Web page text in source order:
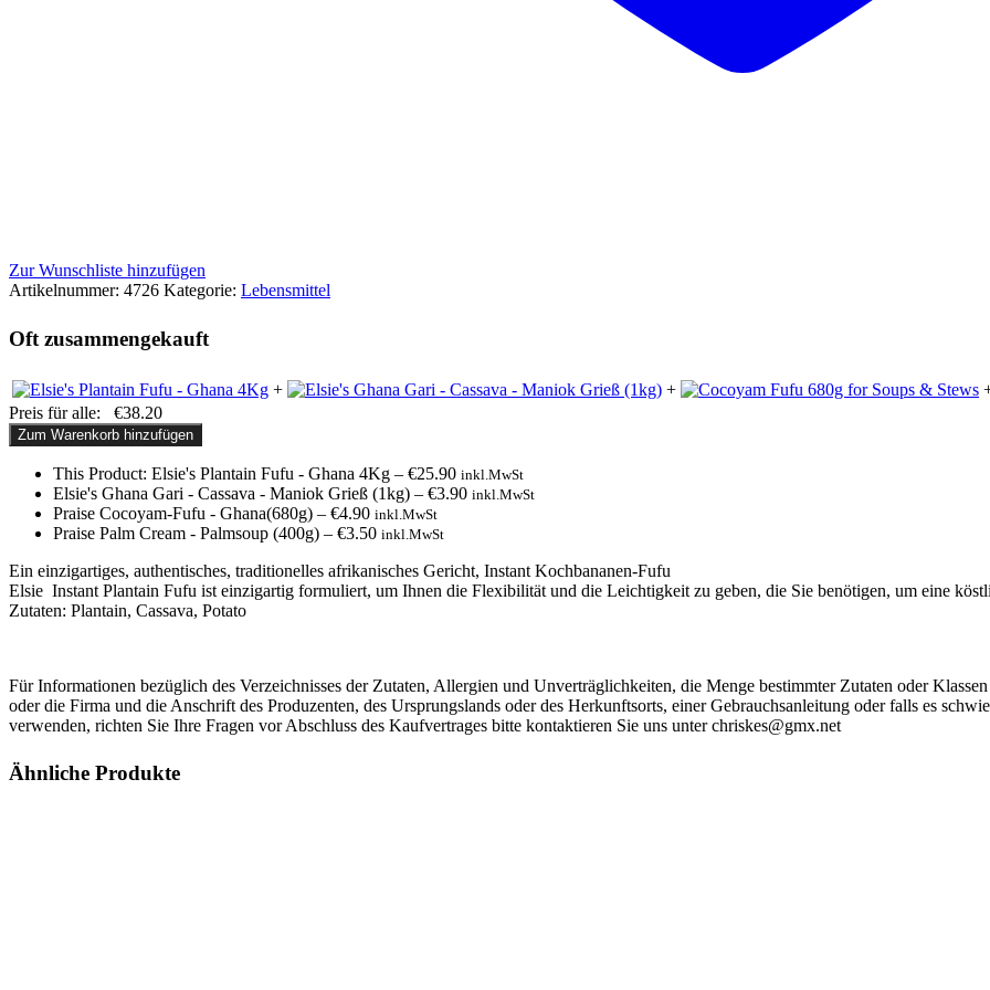
Zur Wunschliste hinzufügen
Artikelnummer: 4726 Kategorie: Lebensmittel
Oft zusammengekauft
+ +
Preis für alle:
€38.20
Zum Warenkorb hinzufügen
This Product: Elsie's Plantain Fufu - Ghana 4Kg – €25.90 inkl.MwSt
Elsie's Ghana Gari - Cassava - Maniok Grieß (1kg) – €3.90 inkl.MwSt
Praise Cocoyam-Fufu - Ghana(680g) – €4.90 inkl.MwSt
Praise Palm Cream - Palmsoup (400g) – €3.50 inkl.MwSt
Ein einzigartiges, authentisches, traditionelles afrikanisches Gericht, Instant Kochbananen-Fufu
Elsie Instant Plantain Fufu ist einzigartig formuliert, um Ihnen die Flexibilität und die Leichtigkeit zu geben, die Sie benötigen, um eine
Zutaten: Plantain, Cassava, Potato
Für Informationen bezüglich des Verzeichnisses der Zutaten, Allergien und Unverträglichkeiten, die Menge bestimmter Zutaten oder
oder die Firma und die Anschrift des Produzenten, des Ursprungslands oder des Herkunftsorts, einer Gebrauchsanleitung oder falls es
verwenden, richten Sie Ihre Fragen vor Abschluss des Kaufvertrages bitte kontaktieren Sie uns unter chriskes@gmx.net
Ähnliche Produkte